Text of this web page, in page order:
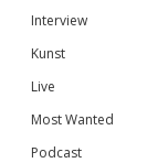
Interview
Kunst
Live
Most Wanted
Podcast